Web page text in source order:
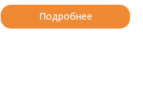
Подробнее